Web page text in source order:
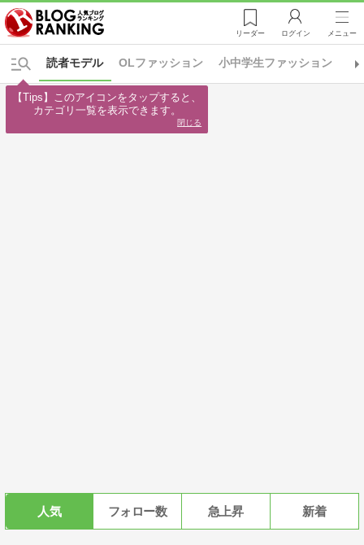
リーダー ログイン メニュー
OLファッション 小中学生ファッション
読者モデル
人気 フォロー数 急上昇 新着
【Tips】このアイコンをタップすると、
カテゴリ一覧を表示できます。
閉じる